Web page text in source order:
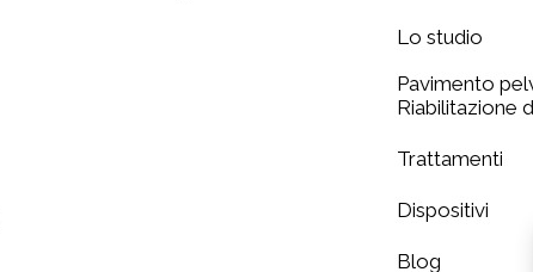
Lo studio
Pavimento
Riabilitazione
Trattamenti
Dispositivi
Blog